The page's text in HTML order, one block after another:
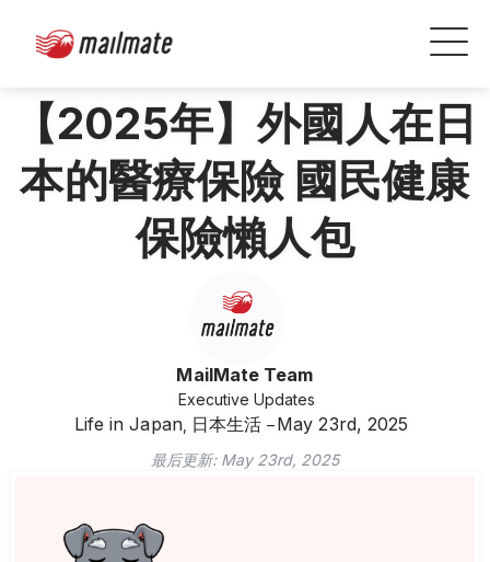
【2025年】外國人在日
本的醫療保險 國民健康
保險懶人包
MailMate Team
Executive Updates
Life in Japan, 日本生活 May 23rd, 2025
最后更新: May 23rd, 2025